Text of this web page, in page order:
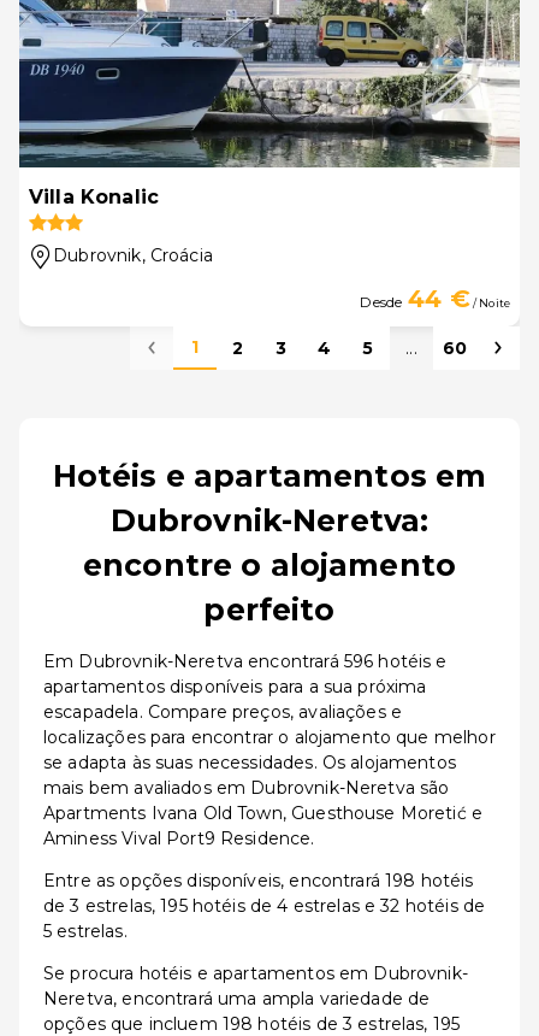
Villa Konalic
Dubrovnik, Croácia
Desde 44 €/ Noite
1 2 3 4 5 ... 60
Hotéis e apartamentos em
Dubrovnik-Neretva:
encontre o alojamento
perfeito
Em Dubrovnik-Neretva encontrará 596 hotéis e
apartamentos disponíveis para a sua próxima
escapadela. Compare preços, avaliações e
localizações para encontrar o alojamento que melhor
se adapta às suas necessidades. Os alojamentos
mais bem avaliados em Dubrovnik-Neretva são
Apartments Ivana Old Town, Guesthouse Moretić e
Aminess Vival Port9 Residence.
Entre as opções disponíveis, encontrará 198 hotéis
de 3 estrelas, 195 hotéis de 4 estrelas e 32 hotéis de
5 estrelas.
Se procura hotéis e apartamentos em Dubrovnik-
Neretva, encontrará uma ampla variedade de
opções que incluem 198 hotéis de 3 estrelas, 195